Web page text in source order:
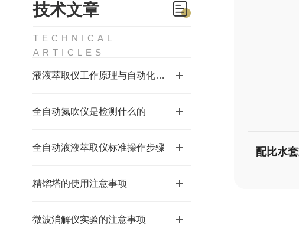
技术文章
TECHNICAL
ARTICLES
液液萃取仪工作原理与自动化萃取操作流程
全自动氮吹仪是检测什么的
全自动液液萃取仪标准操作步骤
精馏塔的使用注意事项
微波消解仪实验的注意事项